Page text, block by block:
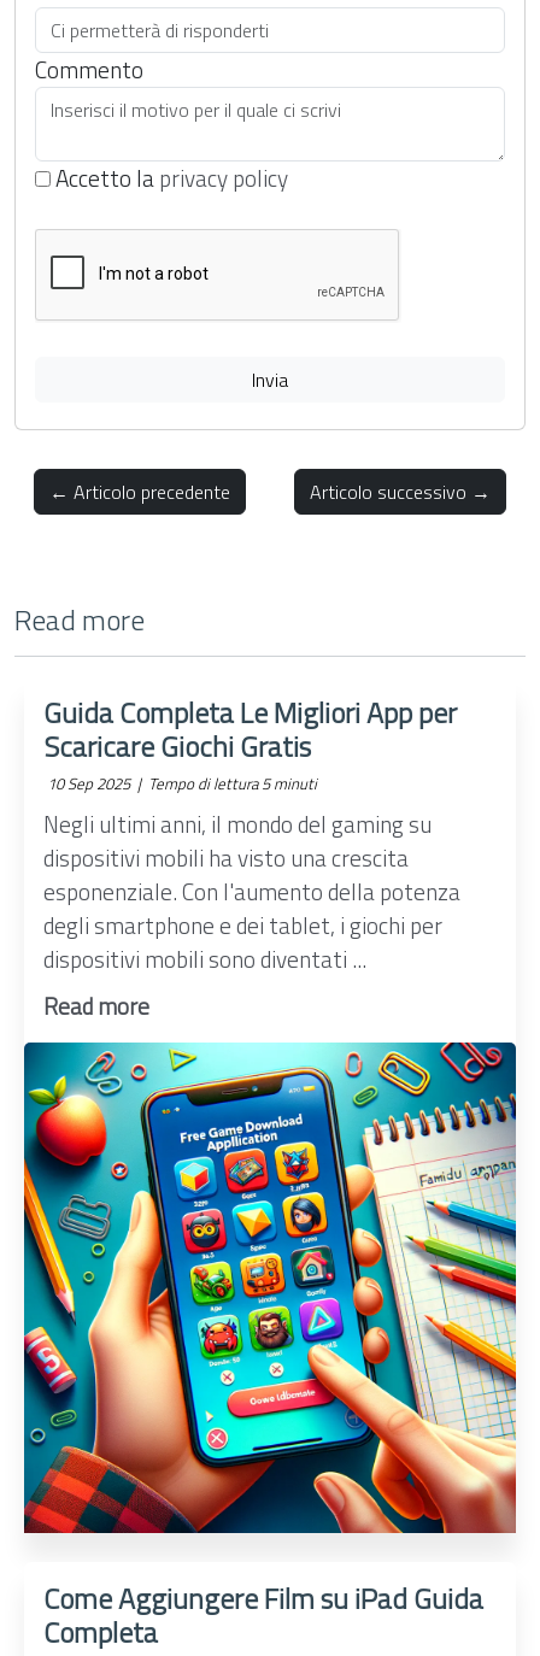
Commento
Accetto laprivacy policy
Invia
← Articolo precedente Articolo successivo →
Read more
Guida Completa Le Migliori App per
Scaricare Giochi Gratis
10 Sep 2025 | Tempo di lettura 5 minuti
Negli ultimi anni, il mondo del gaming su
dispositivi mobili ha visto una crescita
esponenziale. Con l'aumento della potenza
degli smartphone e dei tablet, i giochi per
dispositivi mobili sono diventati ...
Read more
Come Aggiungere Film su iPad Guida
Completa